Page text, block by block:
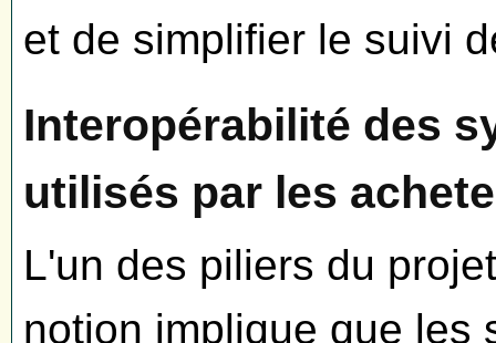
et de simplifier le suivi
Interopérabilité des
utilisés par les
L'un des piliers du
notion implique que les